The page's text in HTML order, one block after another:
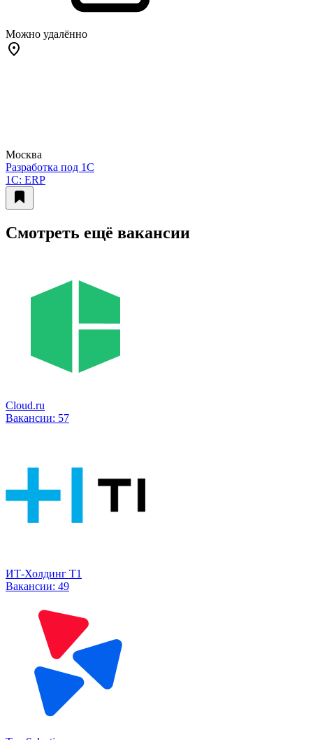
Можно удалённо
Москва
Разработка под 1С
1C: ERP
Смотреть ещё вакансии
Cloud.ru
Вакансии: 57
ИТ-Холдинг Т1
Вакансии: 49